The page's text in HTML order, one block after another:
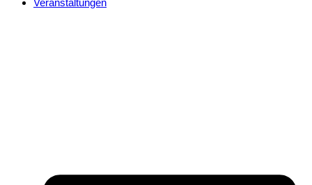
Veranstaltungen